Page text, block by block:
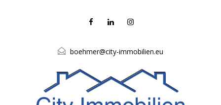
boehmer@city-immobilien.eu